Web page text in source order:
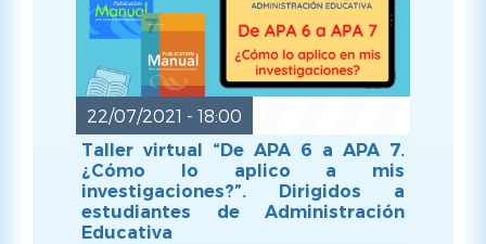
MIÉ, 28/07/2021 - 17:00
22/07/2021 - 18:00
Taller virtual “De APA 6 a APA 7.
¿Cómo lo aplico a mis
investigaciones?”. Dirigidos a
estudiantes de Administración
Educativa